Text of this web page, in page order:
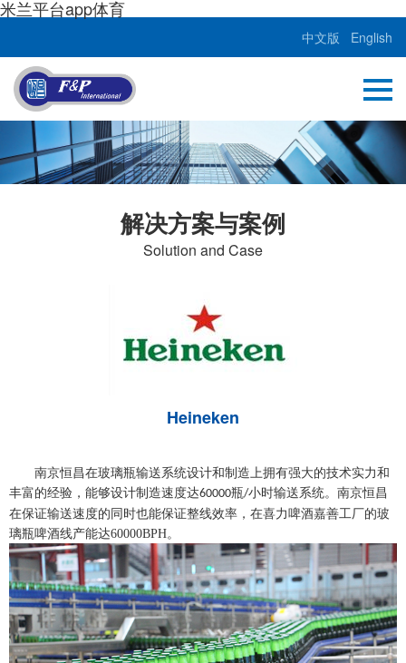
米兰平台app体育
中文版 English
解决方案与案例
Solution and Case
Heineken
南京恒昌在玻璃瓶输送系统设计和制造上拥有强大的技术实力和
丰富的经验，能够设计制造速度达60000瓶/小时输送系统。南京恒昌
在保证输送速度的同时也能保证整线效率，在喜力啤酒嘉善工厂的玻
璃瓶啤酒线产能达60000BPH。